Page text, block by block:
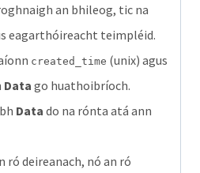
an bhileog, tic na
eagarthóireacht teimpléid.
created_time (unix) agus
Data go huathoibríoch.
Data do na rónta atá ann
ró deireanach, nó an ró